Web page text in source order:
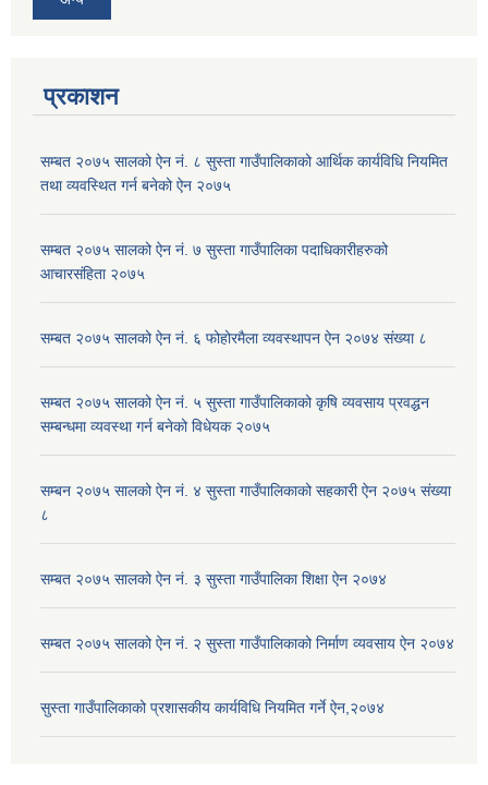
प्रकाशन
सम्बत २०७५ सालको ऐन नं. ८ सुस्ता गाउँपालिकाको आर्थिक कार्यविधि नियमित
तथा व्यवस्थित गर्न बनेको ऐन २०७५
सम्बत २०७५ सालको ऐन नं. ७ सुस्ता गाउँपालिका पदाधिकारीहरुको
आचारसंहिता २०७५
सम्बत २०७५ सालको ऐन नं. ६ फोहोरमैला व्यवस्थापन ऐन २०७४ संख्या ८
सम्बत २०७५ सालको ऐन नं. ५ सुस्ता गाउँपालिकाको कृषि व्यवसाय प्रवद्धन
सम्बन्धमा व्यवस्था गर्न बनेको विधेयक २०७५
सम्बन २०७५ सालको ऐन नं. ४ सुस्ता गाउँपालिकाको सहकारी ऐन २०७५ संख्या
८
सम्बत २०७५ सालको ऐन नं. ३ सुस्ता गाउँपालिका शिक्षा ऐन २०७४
सम्बत २०७५ सालको ऐन नं. २ सुस्ता गाउँपालिकाको निर्माण व्यवसाय ऐन २०७४
सुस्ता गाउँपालिकाको प्रशासकीय कार्यविधि नियमित गर्ने ऐन,२०७४